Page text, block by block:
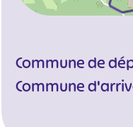
Commune de
Commune